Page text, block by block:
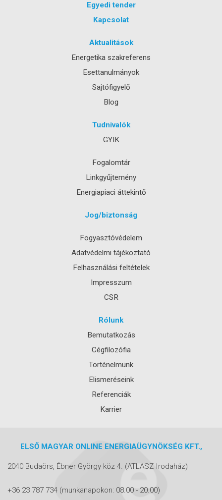
Egyedi tender
Kapcsolat
Aktualitások
Energetika szakreferens
Esettanulmányok
Sajtófigyelő
Blog
Tudnivalók
GYIK
Fogalomtár
Linkgyűjtemény
Energiapiaci áttekintő
Jog/biztonság
Fogyasztóvédelem
Adatvédelmi tájékoztató
Felhasználási feltételek
Impresszum
CSR
Rólunk
Bemutatkozás
Cégfilozófia
Történelmünk
Elismeréseink
Referenciák
Karrier
ELSŐ MAGYAR ONLINE ENERGIAÜGYNÖKSÉG KFT.,
2040 Budaörs, Ébner György köz 4. (ATLASZ Irodaház)
+36 23 787 734 (munkanapokon: 08.00 - 20.00)